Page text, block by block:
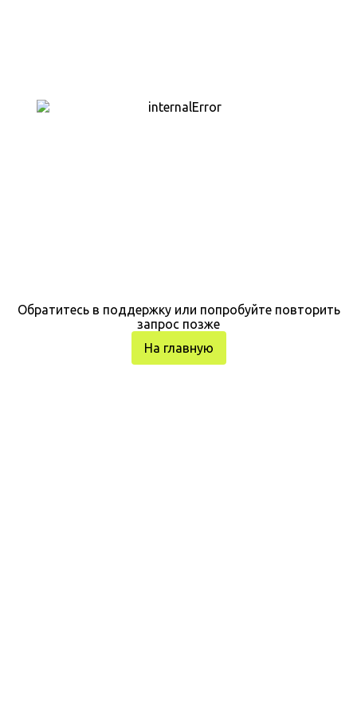
Обратитесь в поддержку или попробуйте повторить
запрос позже
На главную